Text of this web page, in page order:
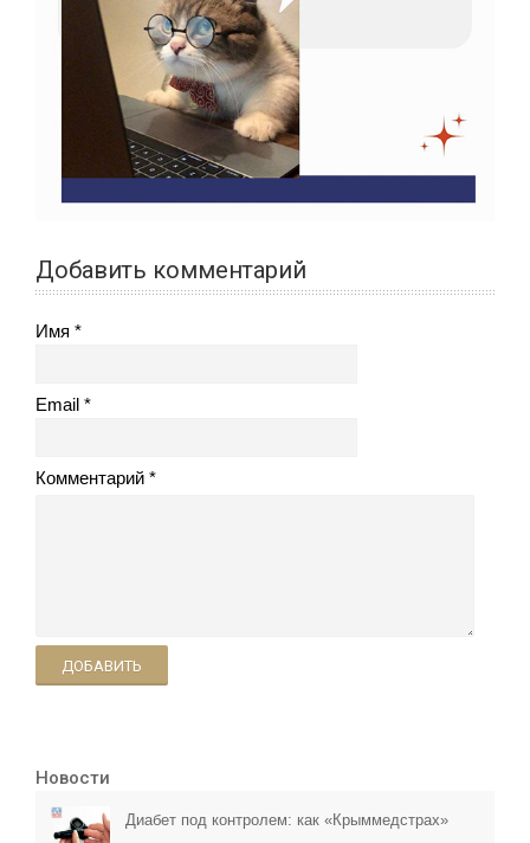
Добавить комментарий
Имя
Email
Комментарий
ДОБАВИТЬ
Новости
Диабет под контролем: как «Крыммедстрах»